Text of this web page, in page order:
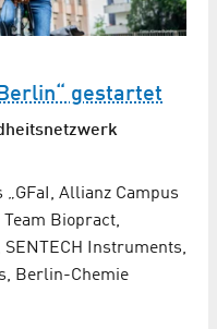
gestartet
Allianz Campus
Biopract,
SENTECH Instruments,
Berlin-Chemie